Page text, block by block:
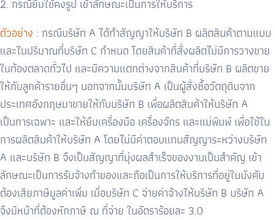
2. กรณียืมใช้คงรูป เข้าลักษณะเป็นการให้บริการ
ตัวอย่าง : กรณีบริษัท A ได้ทำสัญญาให้บริษัท B ผลิตสินค้าตามแบบ
และในปริมาณที่บริษัท C กำหนด โดยสินค้าที่สั่งผลิตไม่มีการวางขาย
ในท้องตลาดทั่วไป และมีความแตกต่างจากสินค้าที่บริษัท B ผลิตขาย
ให้กับลูกค้ารายอื่นๆ นอกจากนั้นบริษัท A เป็นผู้สั่งซื้อวัตถุดิบจาก
ประเทศอังกฤษมาขายให้กับบริษัท B เพื่อผลิตสินค้าให้บริษัท A
เป็นการเฉพาะ และให้ยืมเครื่องมือ เครื่องจักร และแม่พิมพ์ เพื่อใช้ใน
การผลิตสินค้าให้บริษัท A โดยไม่มีค่าตอบแทนสัญญาระหว่างบริษัท
A และบริษัท B จึงเป็นสัญญาที่มุ่งผลสำเร็จของงานเป็นสำคัญ เข้า
ลักษณะเป็นการรับจ้างทำของและถือเป็นการให้บริการที่อยู่ในบังคับ
ต้องเสียภาษีมูลค่าเพิ่ม เมื่อบริษัท C จ่ายค่าจ้างให้บริษัท B บริษัท A
จึงมีหน้าที่ต้องหักภาษี ณ ที่จ่าย ในอัตราร้อยละ 3.0